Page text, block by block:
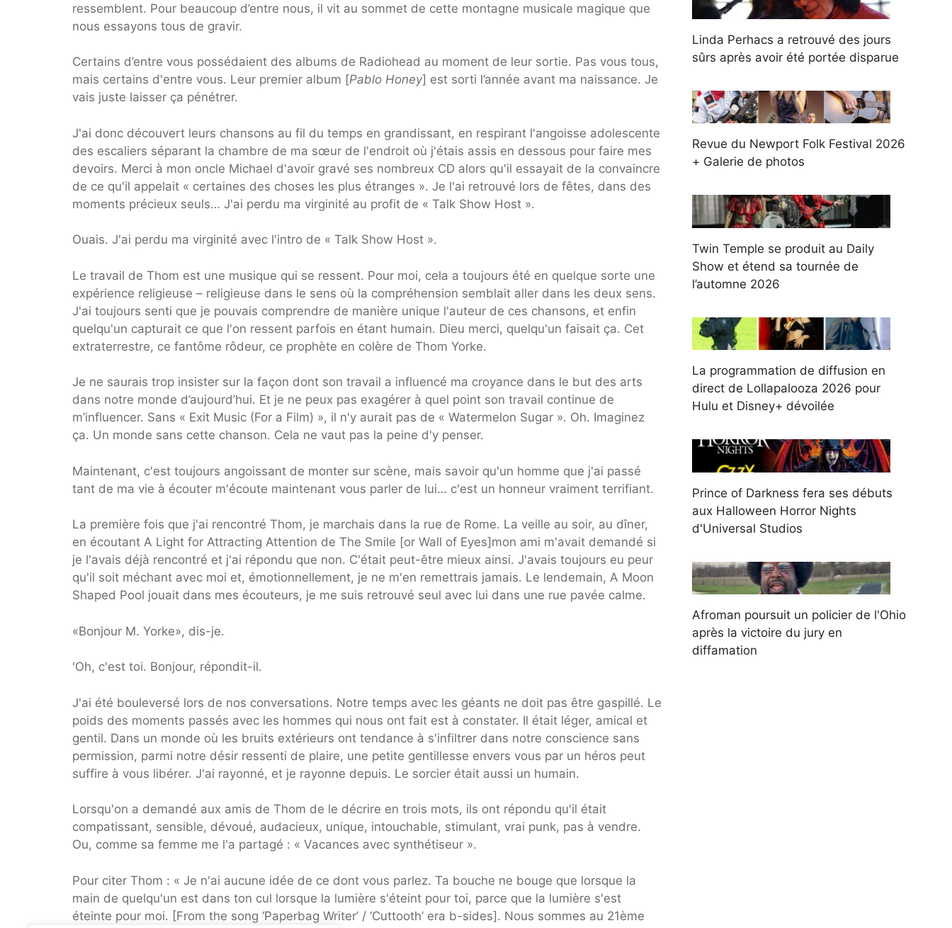
ressemblent. Pour beaucoup d’entre nous, il vit au sommet de cette montagne musicale magique que
nous essayons tous de gravir.
Certains d’entre vous possédaient des albums de Radiohead au moment de leur sortie. Pas vous tous,
mais certains d'entre vous. Leur premier album [Pablo Honey] est sorti l’année avant ma naissance. Je
vais juste laisser ça pénétrer.
J'ai donc découvert leurs chansons au fil du temps en grandissant, en respirant l'angoisse adolescente
des escaliers séparant la chambre de ma sœur de l'endroit où j'étais assis en dessous pour faire mes
devoirs. Merci à mon oncle Michael d'avoir gravé ses nombreux CD alors qu'il essayait de la convaincre
de ce qu'il appelait « certaines des choses les plus étranges ». Je l'ai retrouvé lors de fêtes, dans des
moments précieux seuls… J'ai perdu ma virginité au profit de « Talk Show Host ».
Ouais. J'ai perdu ma virginité avec l'intro de « Talk Show Host ».
Le travail de Thom est une musique qui se ressent. Pour moi, cela a toujours été en quelque sorte une
expérience religieuse – religieuse dans le sens où la compréhension semblait aller dans les deux sens.
J'ai toujours senti que je pouvais comprendre de manière unique l'auteur de ces chansons, et enfin
quelqu'un capturait ce que l'on ressent parfois en étant humain. Dieu merci, quelqu'un faisait ça. Cet
extraterrestre, ce fantôme rôdeur, ce prophète en colère de Thom Yorke.
Je ne saurais trop insister sur la façon dont son travail a influencé ma croyance dans le but des arts
dans notre monde d’aujourd’hui. Et je ne peux pas exagérer à quel point son travail continue de
m’influencer. Sans « Exit Music (For a Film) », il n'y aurait pas de « Watermelon Sugar ». Oh. Imaginez
ça. Un monde sans cette chanson. Cela ne vaut pas la peine d'y penser.
Maintenant, c'est toujours angoissant de monter sur scène, mais savoir qu'un homme que j'ai passé
tant de ma vie à écouter m'écoute maintenant vous parler de lui… c'est un honneur vraiment terrifiant.
La première fois que j'ai rencontré Thom, je marchais dans la rue de Rome. La veille au soir, au dîner,
en écoutant A Light for Attracting Attention de The Smile [or Wall of Eyes]mon ami m'avait demandé si
je l'avais déjà rencontré et j'ai répondu que non. C'était peut-être mieux ainsi. J'avais toujours eu peur
qu'il soit méchant avec moi et, émotionnellement, je ne m'en remettrais jamais. Le lendemain, A Moon
Shaped Pool jouait dans mes écouteurs, je me suis retrouvé seul avec lui dans une rue pavée calme.
«Bonjour M. Yorke», dis-je.
'Oh, c'est toi. Bonjour, répondit-il.
J'ai été bouleversé lors de nos conversations. Notre temps avec les géants ne doit pas être gaspillé. Le
poids des moments passés avec les hommes qui nous ont fait est à constater. Il était léger, amical et
gentil. Dans un monde où les bruits extérieurs ont tendance à s'infiltrer dans notre conscience sans
permission, parmi notre désir ressenti de plaire, une petite gentillesse envers vous par un héros peut
suffire à vous libérer. J'ai rayonné, et je rayonne depuis. Le sorcier était aussi un humain.
Lorsqu'on a demandé aux amis de Thom de le décrire en trois mots, ils ont répondu qu'il était
compatissant, sensible, dévoué, audacieux, unique, intouchable, stimulant, vrai punk, pas à vendre.
Ou, comme sa femme me l'a partagé : « Vacances avec synthétiseur ».
Pour citer Thom : « Je n'ai aucune idée de ce dont vous parlez. Ta bouche ne bouge que lorsque la
main de quelqu'un est dans ton cul lorsque la lumière s'éteint pour toi, parce que la lumière s'est
éteinte pour moi. [From the song ‘Paperbag Writer’ / ‘Cuttooth’ era b-sides]. Nous sommes au 21ème
Linda Perhacs a retrouvé des jours
sûrs après avoir été portée disparue
Revue du Newport Folk Festival 2026
+ Galerie de photos
Twin Temple se produit au Daily
Show et étend sa tournée de
l’automne 2026
La programmation de diffusion en
direct de Lollapalooza 2026 pour
Hulu et Disney+ dévoilée
Prince of Darkness fera ses débuts
aux Halloween Horror Nights
d'Universal Studios
Afroman poursuit un policier de l'Ohio
après la victoire du jury en
diffamation